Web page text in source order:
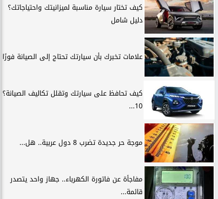
كيف تختار سيارة مناسبة لميزانيتك واحتياجاتك؟
دليل شامل
علامات تخبرك بأن سيارتك تحتاج إلى الصيانة فورًا
كيف تحافظ على سيارتك وتقلل تكاليف الصيانة؟
10...
موجة حر جديدة تضرب 8 دول عربية.. هل...
مفاجأة عن فاتورة الكهرباء.. جهاز واحد يتصدر
قائمة...